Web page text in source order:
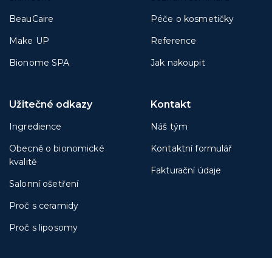
BeauCaire
Make UP
Bionome SPA
Péče o kosmetičky
Reference
Jak nakoupit
Užitečné odkazy
Ingredience
Obecně o bionomické
kvalitě
Salonní ošetření
Proč s ceramidy
Proč s liposomy
Kontakt
Náš tým
Kontaktní formulář
Fakturační údaje